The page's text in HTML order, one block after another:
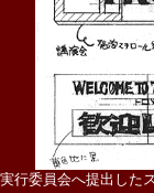
実行委員会へ提出した